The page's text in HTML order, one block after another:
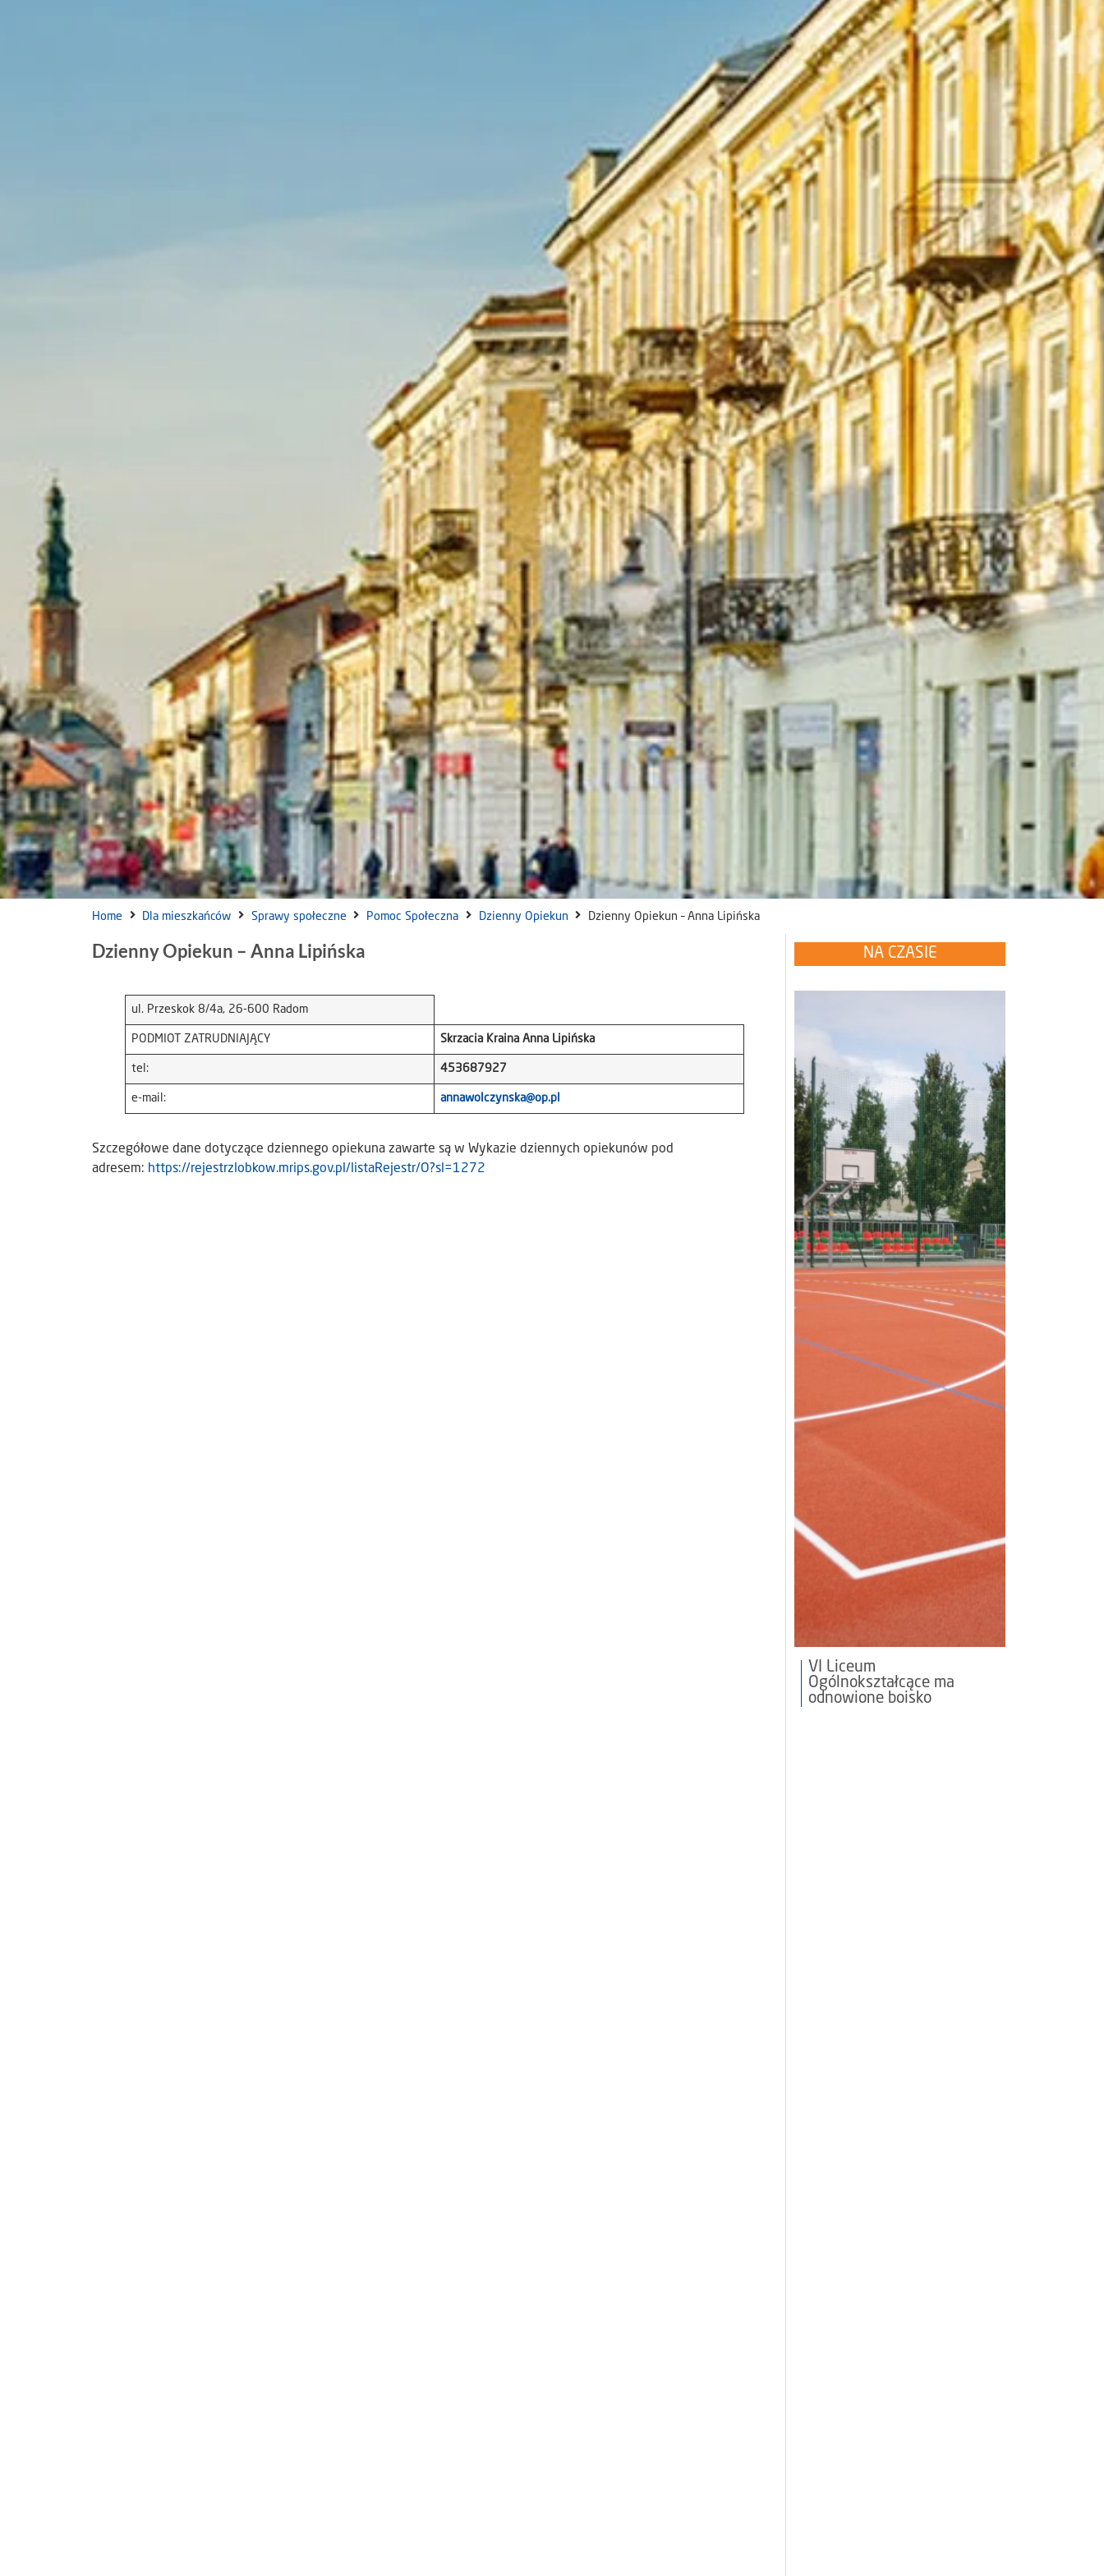
Home Dla mieszkańców Sprawy społeczne Pomoc Społeczna Dzienny Opiekun Dzienny Opiekun – Anna Lipińska
Dzienny Opiekun – Anna Lipińska
ul. Przeskok 8/4a, 26-600 Radom
PODMIOT ZATRUDNIAJĄCY Skrzacia Kraina Anna Lipińska
tel: 453687927
e-mail: annawolczynska@op.pl
Szczegółowe dane dotyczące dziennego opiekuna zawarte są w Wykazie dziennych opiekunów pod
adresem: https://rejestrzlobkow.mrips.gov.pl/listaRejestr/O?sl=1272
NA CZASIE
VI Liceum
Ogólnokształcące ma
odnowione boisko